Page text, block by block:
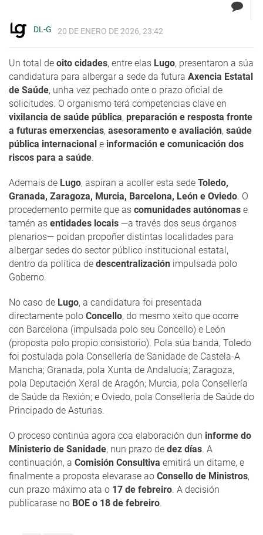
DL-G 20 DE ENERO DE 2026, 23:42
Un total de oito cidades, entre elas Lugo, presentaron a súa
candidatura para albergar a sede da futura Axencia Estatal
de Saúde, unha vez pechado onte o prazo oficial de
solicitudes. O organismo terá competencias clave en
vixilancia de saúde pública, preparación e resposta fronte
a futuras emerxencias, asesoramento e avaliación, saúde
pública internacional e información e comunicación dos
riscos para a saúde.
Ademais de Lugo, aspiran a acoller esta sede Toledo,
Granada, Zaragoza, Murcia, Barcelona, León e Oviedo. O
procedemento permite que as comunidades autónomas e
tamén as entidades locais —a través dos seus órganos
plenarios— poidan propoñer distintas localidades para
albergar sedes do sector público institucional estatal,
dentro da política de descentralización impulsada polo
Goberno.
No caso de Lugo, a candidatura foi presentada
directamente polo Concello, do mesmo xeito que ocorre
con Barcelona (impulsada polo seu Concello) e León
(proposta polo propio consistorio). Pola súa banda, Toledo
foi postulada pola Consellería de Sanidade de Castela-A
Mancha; Granada, pola Xunta de Andalucía; Zaragoza,
pola Deputación Xeral de Aragón; Murcia, pola Consellería
de Saúde da Rexión; e Oviedo, pola Consellería de Saúde do
Principado de Asturias.
O proceso continúa agora coa elaboración dun informe do
Ministerio de Sanidade, nun prazo de dez días. A
continuación, a Comisión Consultiva emitirá un ditame, e
finalmente a proposta elevarase ao Consello de Ministros,
cun prazo máximo ata o 17 de febreiro. A decisión
publicarase no BOE o 18 de febreiro.